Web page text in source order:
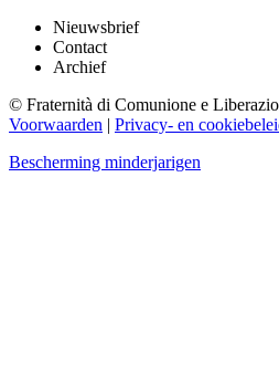
Nieuwsbrief
Contact
Archief
© Fraternità di Comunione e
Voorwaarden | Privacy- en
Bescherming minderjarigen